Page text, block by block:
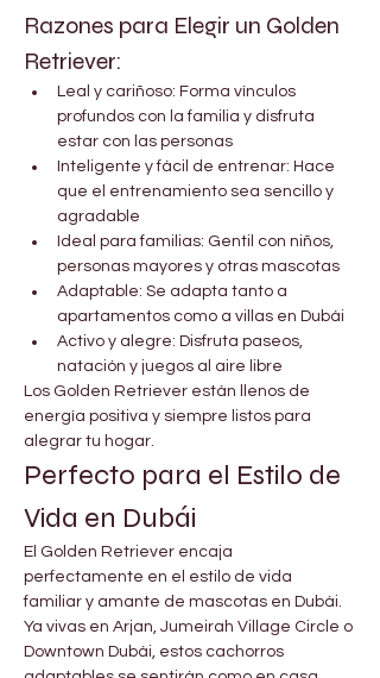
Razones para Elegir un Golden
Retriever:
Leal y cariñoso: Forma vínculos
profundos con la familia y disfruta
estar con las personas
Inteligente y fácil de entrenar: Hace
que el entrenamiento sea sencillo y
agradable
Ideal para familias: Gentil con niños,
personas mayores y otras mascotas
Adaptable: Se adapta tanto a
apartamentos como a villas en Dubái
Activo y alegre: Disfruta paseos,
natación y juegos al aire libre
Los Golden Retriever están llenos de
energía positiva y siempre listos para
alegrar tu hogar.
Perfecto para el Estilo de
Vida en Dubái
El Golden Retriever encaja
perfectamente en el estilo de vida
familiar y amante de mascotas en Dubái.
Ya vivas en Arjan, Jumeirah Village Circle o
Downtown Dubái, estos cachorros